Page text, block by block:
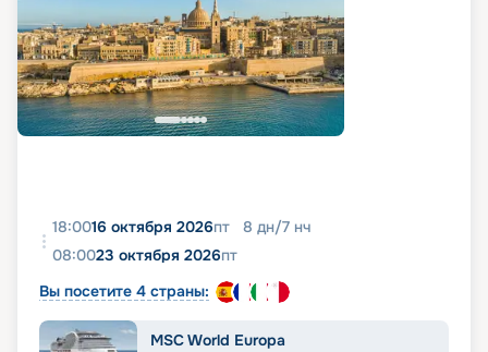
18:0016 октября 2026пт 8 дн/7 нч
08:0023 октября 2026пт
Вы посетите 4 страны:
MSC World Europa